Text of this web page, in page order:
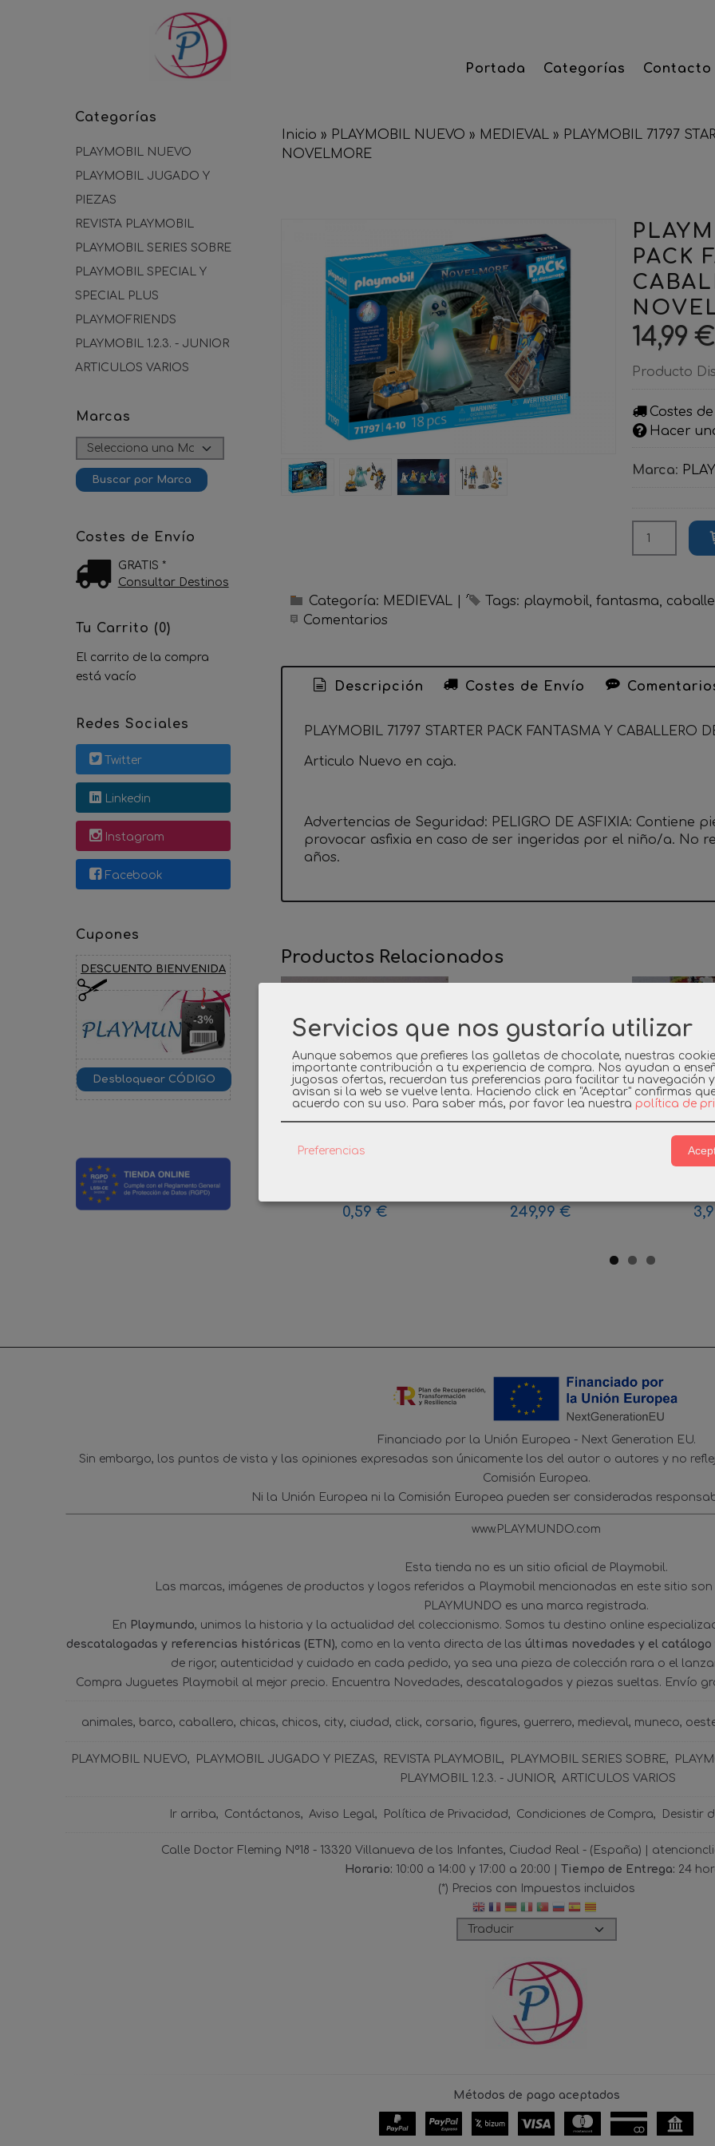
Portada Categorías Contacto
Categorías
PLAYMOBIL NUEVO
PLAYMOBIL JUGADO Y
PIEZAS
REVISTA PLAYMOBIL
PLAYMOBIL SERIES SOBRE
PLAYMOBIL SPECIAL Y
SPECIAL PLUS
PLAYMOFRIENDS
PLAYMOBIL 1.2.3. - JUNIOR
ARTICULOS VARIOS
Marcas
Costes de Envío
GRATIS *
Consultar Destinos
Tu Carrito (0)
El carrito de la compra
está vacío
Redes Sociales
Twitter
Linkedin
Instagram
Facebook
Cupones
DESCUENTO BIENVENIDA
-3%
Inicio » PLAYMOBIL NUEVO » MEDIEVAL » PLAYMOBIL 71797
NOVELMORE
PACK
14,99 €
Producto
Costes
Hacer
Marca:
Categoría: MEDIEVAL Tags: playmobil fantasma
Comentarios
Descripción Costes de Envío
PLAYMOBIL 71797 STARTER PACK FANTASMA Y CABALLERO
Articulo Nuevo en caja.
Advertencias de Seguridad: PELIGRO DE ASFIXIA: Contiene
provocar asfixia en caso de ser ingeridas por el niño/a. No
años.
Productos Relacionados
0,59 € 249,99 €
Financiado por la Unión Europea - Next Generation EU.
Sin embargo, los puntos de vista y las opiniones expresadas son únicamente los del autor o autores y no
Comisión Europea.
Ni la Unión Europea ni la Comisión Europea pueden ser consideradas
www.PLAYMUNDO.com
Esta tienda no es un sitio oficial de Playmobil.
Las marcas, imágenes de productos y logos referidos a Playmobil mencionadas en este sitio
PLAYMUNDO es una marca registrada.
En Playmundo, unimos la historia y la actualidad del coleccionismo. Somos tu destino online
descatalogadas y referencias históricas (ETN), como en la venta directa de las últimas novedades y el
de rigor, autenticidad y cuidado en cada pedido, ya sea una pieza de colección rara o el
Compra Juguetes Playmobil al mejor precio. Encuentra Novedades, descatalogados y piezas sueltas. Envío
animales barco caballero chicas chicos city ciudad click corsario figures guerrero medieval muneco
PLAYMOBIL NUEVO PLAYMOBIL JUGADO Y PIEZAS REVISTA PLAYMOBIL PLAYMOBIL SERIES SOBRE
PLAYMOBIL 1.2.3. - JUNIOR
ARTICULOS VARIOS
Ir arriba Contáctanos Aviso Legal Política de Privacidad Condiciones de Compra Desistir
Calle Doctor Fleming Nº18 - 13320 Villanueva de los Infantes, Ciudad Real - (España) |
Horario: 10:00 a 14:00 y 17:00 a 20:00 | Tiempo de Entrega: 24
(*) Precios con Impuestos incluidos
Métodos de pago aceptados
Servicios que nos gustaría utilizar
Aunque sabemos que prefieres las galletas de chocolate, nuestras
importante contribución a tu experiencia de compra. Nos ayudan a
jugosas ofertas, recuerdan tus preferencias para facilitar tu navegación
avisan si la web se vuelve lenta. Haciendo click en "Aceptar" confirmas
acuerdo con su uso. Para saber más, por favor lea nuestra política de
Preferencias